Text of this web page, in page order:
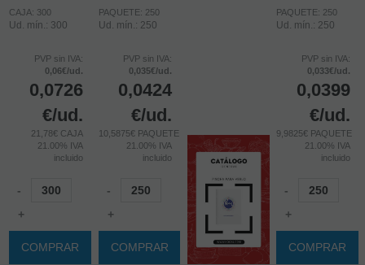
CAJA: 300
Ud. mín.: 300
PVP sin IVA:
0,06€/ud.
0,0726
€/ud.
21,78€ CAJA
21.00% IVA
incluido
-
+
COMPRAR
PAQUETE: 250
Ud. mín.: 250
PVP sin IVA:
0,035€/ud.
0,0424
€/ud.
10,5875€ PAQUETE
21.00% IVA
incluido
-
+
COMPRAR
PAQUETE: 250
Ud. mín.: 250
PVP sin IVA:
0,033€/ud.
0,0399
€/ud.
9,9825€ PAQUETE
21.00% IVA
incluido
-
+
COMPRAR